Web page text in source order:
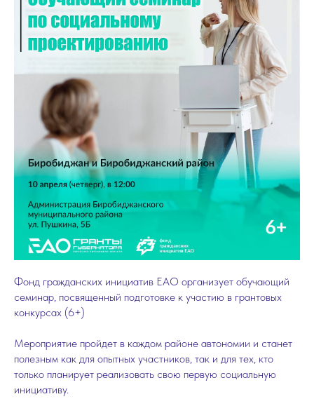
Фонд гражданских инициатив ЕАО организует обучающий
семинар, посвященный подготовке к участию в грантовых
конкурсах (6+)
Мероприятие пройдет в каждом районе автономии и станет
полезным как для опытных участников, так и для тех, кто
только планирует реализовать свою первую социальную
инициативу.